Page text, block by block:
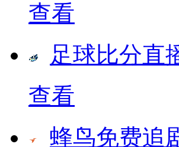
查看
足球比分直
查看
蜂鸟免费追